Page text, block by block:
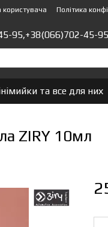
користувача Політика
95,+38(066)702-45-95
та все для них
ZIRY 10мл